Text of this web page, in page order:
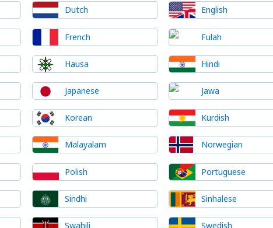
Dutch English
French Fulah
Hausa Hindi
Japanese Jawa
Korean Kurdish
Malayalam Norwegian
Polish Portuguese
Sindhi Sinhalese
Swahili Swedish